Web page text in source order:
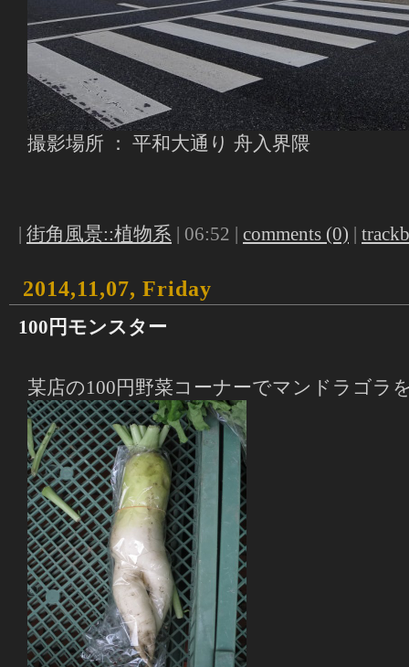
撮影場所 ： 平和大通り 舟入界隈
街角風景::植物系 | 06:52 | comments (0)
2014,11,07, Friday
100円モンスター
某店の100円野菜コーナーでマンドラゴラ